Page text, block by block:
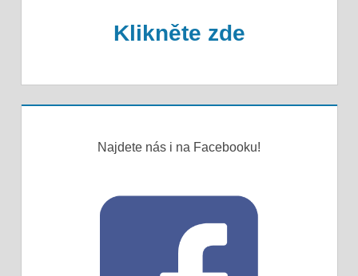
Klikněte zde
Najdete nás i na Facebooku!